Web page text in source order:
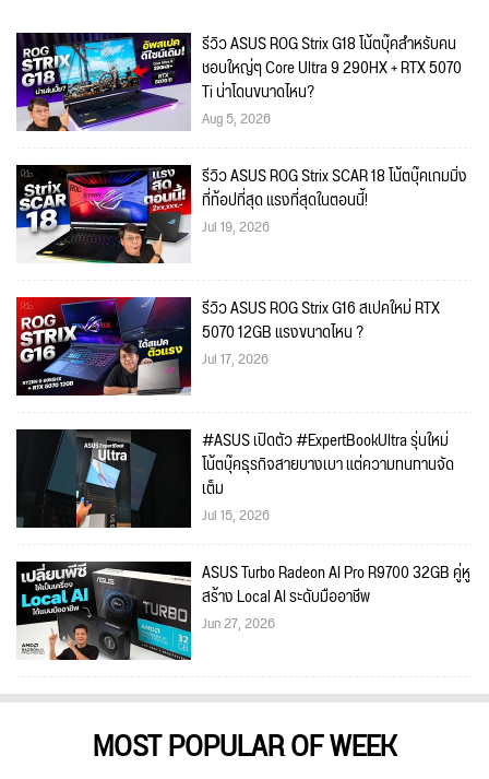
รีวิว ASUS ROG Strix G18 โน้ตบุ๊คสำหรับคน
ชอบใหญ่ๆ Core Ultra 9 290HX + RTX 5070
Ti น่าโดนขนาดไหน?
Aug 5, 2026
รีวิว ASUS ROG Strix SCAR 18 โน้ตบุ๊คเกมมิ่ง
ที่ท้อปที่สุด แรงที่สุดในตอนนี้!
Jul 19, 2026
รีวิว ASUS ROG Strix G16 สเปคใหม่ RTX
5070 12GB แรงขนาดไหน ?
Jul 17, 2026
#ASUS เปิดตัว #ExpertBookUltra รุ่นใหม่
โน้ตบุ๊คธุรกิจสายบางเบา แต่ความทนทานจัด
เต็ม
Jul 15, 2026
ASUS Turbo Radeon AI Pro R9700 32GB คู่หู
สร้าง Local AI ระดับมืออาชีพ
Jun 27, 2026
MOST POPULAR OF WEEK